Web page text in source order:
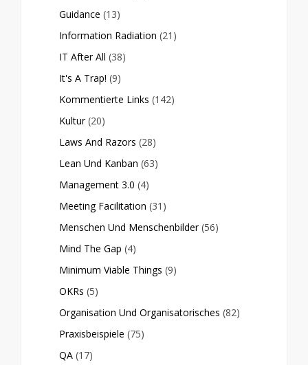
Guidance (13)
Information Radiation (21)
IT After All (38)
It's A Trap! (9)
Kommentierte Links (142)
Kultur (20)
Laws And Razors (28)
Lean Und Kanban (63)
Management 3.0 (4)
Meeting Facilitation (31)
Menschen Und Menschenbilder (56)
Mind The Gap (4)
Minimum Viable Things (9)
OKRs (5)
Organisation Und Organisatorisches (82)
Praxisbeispiele (75)
QA (17)